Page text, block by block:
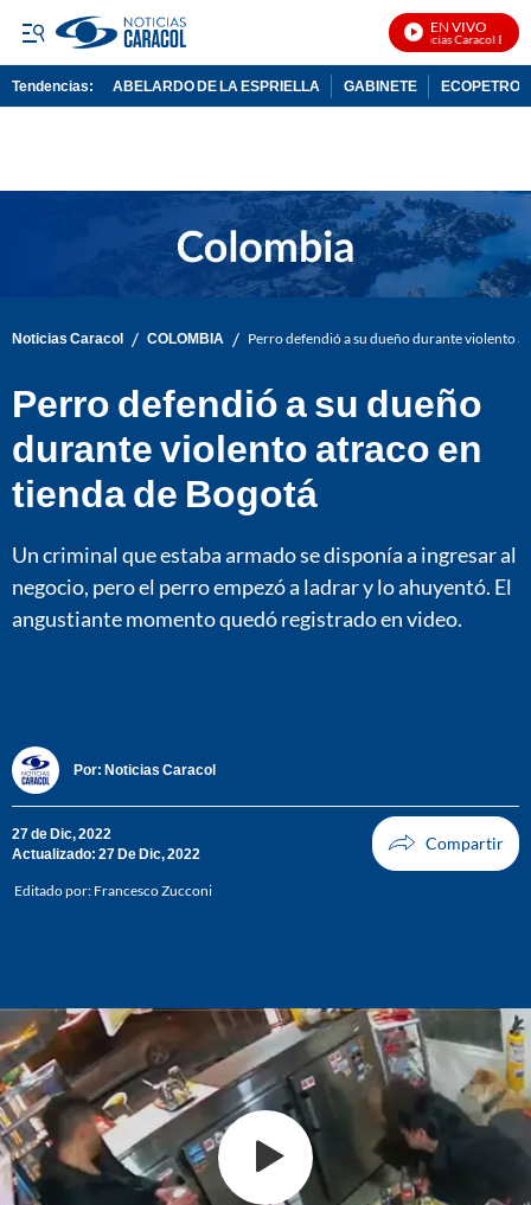
EN VIVO
Noticias Caracol En Vivo
Tendencias: ABELARDO DE LA ESPRIELLA GABINETE ECOPETROL
Noticias Caracol / COLOMBIA / Perro defendió a su dueño durante violento
Perro defendió a su dueño
durante violento atraco en
tienda de Bogotá
Un criminal que estaba armado se disponía a ingresar al
negocio, pero el perro empezó a ladrar y lo ahuyentó. El
angustiante momento quedó registrado en video.
Por: Noticias Caracol
27 de Dic, 2022
Actualizado: 27 De Dic, 2022
Editado por: Francesco Zucconi